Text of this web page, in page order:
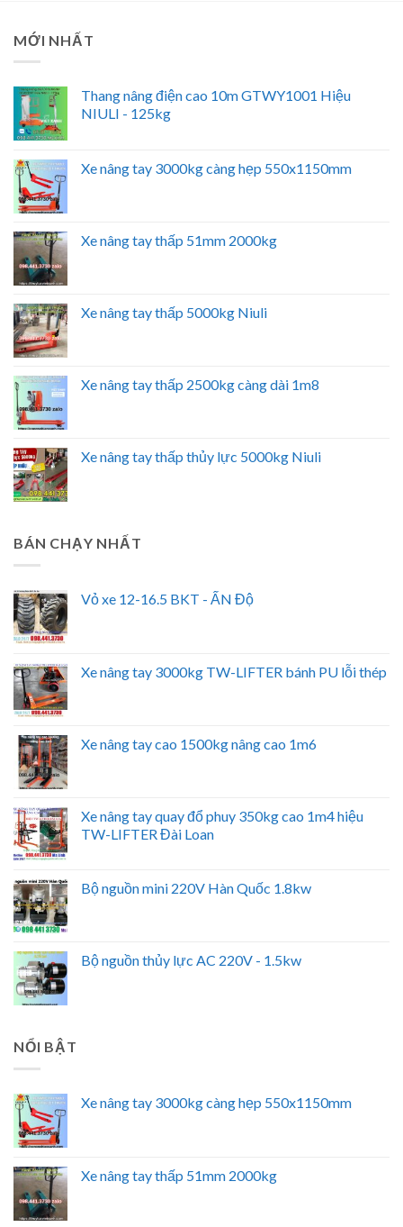
MỚI NHẤT
Thang nâng điện cao 10m GTWY1001 Hiệu
NIULI - 125kg
Xe nâng tay 3000kg càng hẹp 550x1150mm
Xe nâng tay thấp 51mm 2000kg
Xe nâng tay thấp 5000kg Niuli
Xe nâng tay thấp 2500kg càng dài 1m8
Xe nâng tay thấp thủy lực 5000kg Niuli
BÁN CHẠY NHẤT
Vỏ xe 12-16.5 BKT - ẤN Độ
Xe nâng tay 3000kg TW-LIFTER bánh PU lỗi thép
Xe nâng tay cao 1500kg nâng cao 1m6
Xe nâng tay quay đổ phuy 350kg cao 1m4 hiệu
TW-LIFTER Đài Loan
Bộ nguồn mini 220V Hàn Quốc 1.8kw
Bộ nguồn thủy lực AC 220V - 1.5kw
NỔI BẬT
Xe nâng tay 3000kg càng hẹp 550x1150mm
Xe nâng tay thấp 51mm 2000kg